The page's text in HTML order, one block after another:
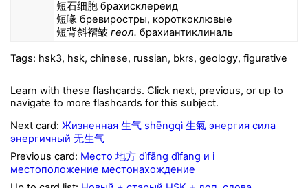
短石细胞 брахисклереид
短喙 бревиростры, короткоклювые
短背斜褶皱 геол. брахиантиклиналь
Tags: hsk3, hsk, chinese, russian, bkrs, geology, figurative
Learn with these flashcards. Click next, previous, or up to
navigate to more flashcards for this subject.
Next card: Жизненная 生气 shēngqì 生氣 энергия сила
энергичный 无生气
Previous card: Место 地方 dìfāng dìfang и i
местоположение местонахождение